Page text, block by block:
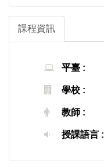
課程資訊
平臺 :
學校 :
教師 :
授課語言 :